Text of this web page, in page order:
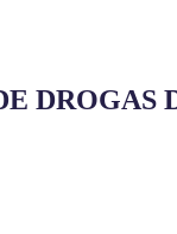
DROGAS